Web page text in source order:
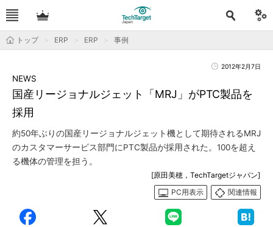
トップ ERP ERP 事例
2012年2月7日
国産リージョナルジェット「MRJ」がPTC製品を
採用
NEWS
約50年ぶりの国産リージョナルジェット機として期待されるMRJ
のカスタマーサービス部門にPTC製品が採用された。100を超え
る機体の管理を担う。
[原田美穂，TechTargetジャパン]
PC用表示
関連情報